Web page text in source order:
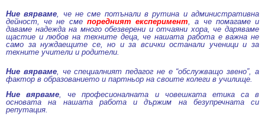
Ние вярваме, че не сме потънали в рутина и административна
дейност, че не сме поредният експеримент, а че помагаме и
даваме надежда на много обезверени и отчаяни хора, че даряваме
щастие и любов на техните деца, че нашата работа е важна не
само за нуждаещите се, но и за всички останали ученици и за
техните учители и родители.
Ние вярваме, че специалният педагог не е “обслужващо звено”, а
фактор в образованието и партньор на своите колеги в училище.
Ние вярваме, че професионалната и човешката етика са в
основата на нашата работа и държим на безупречната си
репутация.